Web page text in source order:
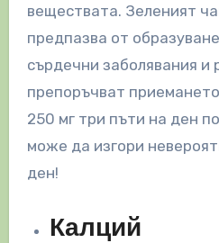
веществата. Зеленият
предпазва от
сърдечни заболявания и
препоръчват
250 мг три пъти на ден
може да изгори
ден!
Калций